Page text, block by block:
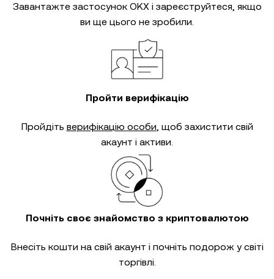
Завантажте застосунок OKX і зареєструйтеся, якщо
ви ще цього не зробили.
Пройти верифікацію
Пройдіть верифікацію особи, щоб захистити свій
акаунт і активи.
Почніть своє знайомство з криптовалютою
Внесіть кошти на свій акаунт і почніть подорож у світі
торгівлі.